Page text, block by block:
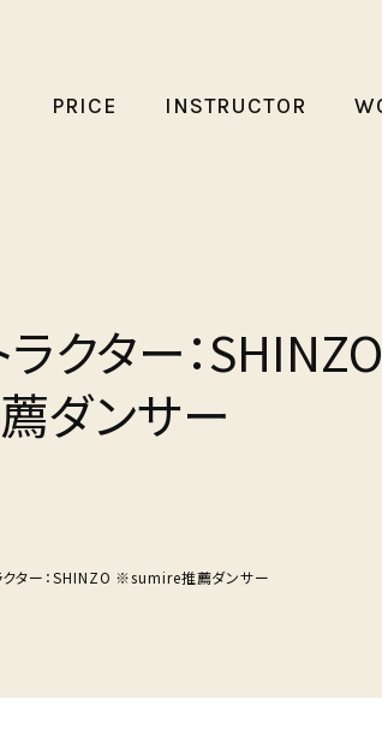
PRICE INSTRUCTOR
クター：SHINZO
ダンサー
クター：SHINZO ※sumire推薦ダンサー